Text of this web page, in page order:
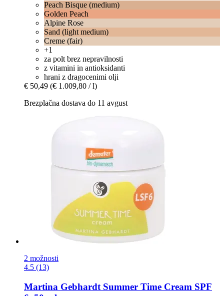
Peach Bisque (medium)
Golden Peach
Alpine Rose
Sand (light medium)
Creme (fair)
+1
za polt brez nepravilnosti
z vitamini in antioksidanti
hrani z dragocenimi olji
€ 50,49 (€ 1.009,80 / l)
Brezplačna dostava do 11 avgust
2 možnosti
4.5 (13)
Martina Gebhardt Summer Time Cream SPF